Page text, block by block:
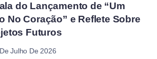
do Lançamento de “Um
No Coração” e Reflete Sobre
Futuros
Julho De 2026